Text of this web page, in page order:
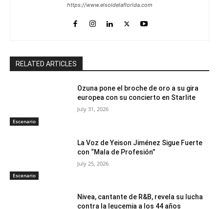
https://www.elsoldelaflorida.com
RELATED ARTICLES
Escenario
Ozuna pone el broche de oro a su gira
europea con su concierto en Starlite
July 31, 2026
Escenario
La Voz de Yeison Jiménez Sigue Fuerte
con “Mala de Profesión”
July 25, 2026
Nivea, cantante de R&B, revela su lucha
contra la leucemia a los 44 años